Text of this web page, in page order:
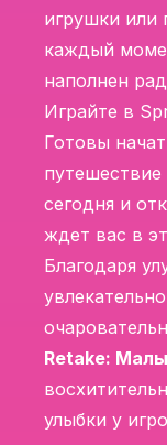
игрушки или
каждый
наполнен
Играйте в
Готовы
путешествие
сегодня и
ждет вас в
Благодаря
Retake:
улыбки у